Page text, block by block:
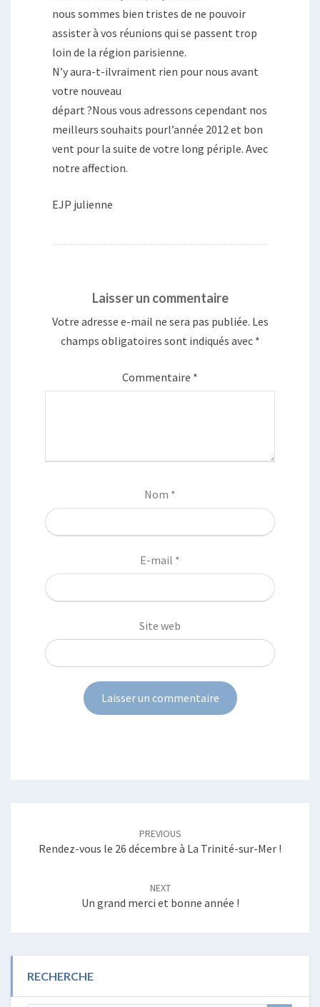
nous sommes bien tristes de ne pouvoir
assister à vos réunions qui se passent trop
loin de la région parisienne.
N’y aura-t-ilvraiment rien pour nous avant
votre nouveau
départ ?Nous vous adressons cependant nos
meilleurs souhaits pourl’année 2012 et bon
vent pour la suite de votre long périple. Avec
notre affection.
EJP julienne
Laisser un commentaire
Votre adresse e-mail ne sera pas publiée. Les
champs obligatoires sont indiqués avec *
Commentaire *
Nom *
E-mail *
Site web
PREVIOUS
Rendez-vous le 26 décembre à La Trinité-sur-Mer !
NEXT
Un grand merci et bonne année !
RECHERCHE